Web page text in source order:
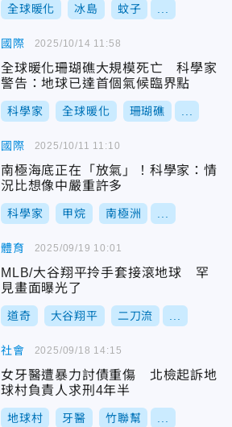
全球暖化 冰島 蚊子
國際
全球暖化珊瑚礁大規模死亡 科學家
警告：地球已達首個氣候臨界點
科學家 全球暖化 珊瑚礁
2025/10/14 11:58
國際
南極海底正在「放氣」！科學家：情
況比想像中嚴重許多
科學家 甲烷 南極洲
2025/10/11 11:10
體育
MLB/大谷翔平拎手套接滾地球 罕
見畫面曝光了
道奇 大谷翔平 二刀流
2025/09/19 10:01
社會
女牙醫遭暴力討債重傷 北檢起訴地
球村負責人求刑4年半
地球村 牙醫 竹聯幫
2025/09/18 14:15